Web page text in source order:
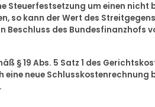
Steuerfestsetzung um einen nicht
so kann der Wert des
des Bundesfinanzhofs
§ 19 Abs. 5 Satz 1 des
neue Schlusskostenrechnung